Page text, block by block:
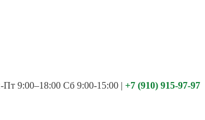
9:00–18:00 Сб 9:00-15:00 | +7 (910) 915-97-97